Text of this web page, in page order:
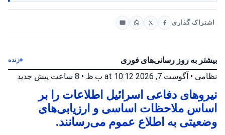
اشتراک گذاری
بیشتر به روز رسانی‌های فوری زنده
نظامی • آگوست 7, 2026 at 10:12 ب.ظ • 8 ساعت پیش جدید
نیروهای دفاعی اسرائیل اطلاعات را بر
اساس ملاحظات اساسی و ارزیابی‌های
وضعیتی به اطلاع عموم می‌رسانند.